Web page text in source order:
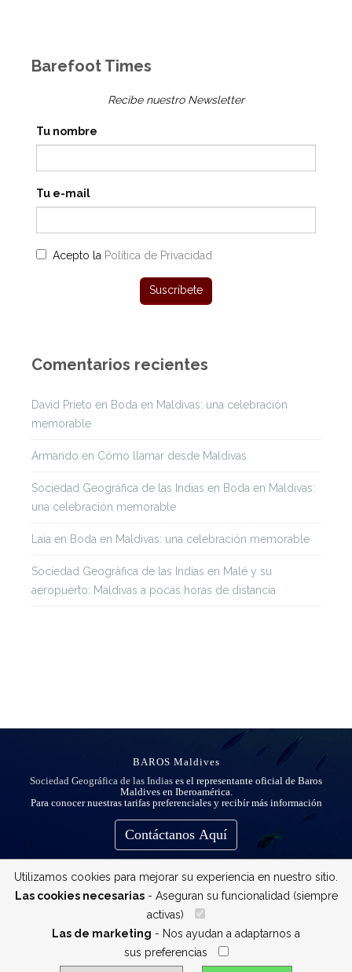
Barefoot Times
Recibe nuestro Newsletter
Tu nombre
Tu e-mail
Acepto la Política de Privacidad
Comentarios recientes
David Prieto en Boda en Maldivas: una celebración
memorable
Armando en Cómo llamar desde Maldivas
Sociedad Geográfica de las Indias en Boda en Maldivas:
una celebración memorable
Laia en Boda en Maldivas: una celebración memorable
Sociedad Geográfica de las Indias en Malé y su
aeropuerto: Maldivas a pocas horas de distancia
BAROS Maldives
Sociedad Geográfica de las Indias es el representante oficial de Baros
Maldives en Iberoamérica.
Para conocer nuestras tarifas preferenciales y recibír más información
Contáctanos Aquí
Utilizamos cookies para mejorar su experiencia en nuestro sitio.
Las cookies necesarias- Aseguran su funcionalidad (siempre
activas)
Las de marketing - Nos ayudan a adaptarnos a
sus preferencias